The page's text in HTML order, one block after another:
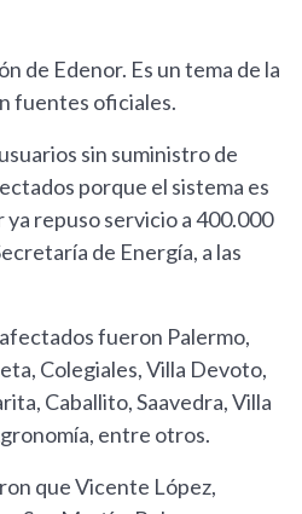
de Edenor. Es un tema de la
fuentes oficiales.
sin suministro de
porque el sistema es
repuso servicio a 400.000
de Energía, a las
fueron Palermo,
Colegiales, Villa Devoto,
Caballito, Saavedra, Villa
entre otros.
que Vicente López,